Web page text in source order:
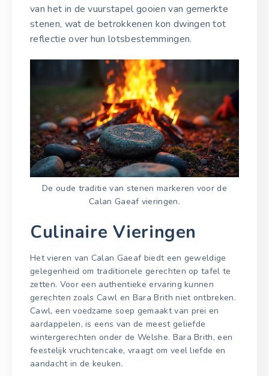
van het in de vuurstapel gooien van gemerkte
stenen, wat de betrokkenen kon dwingen tot
reflectie over hun lotsbestemmingen.
De oude traditie van stenen markeren voor de
Calan Gaeaf vieringen.
Culinaire Vieringen
Het vieren van Calan Gaeaf biedt een geweldige
gelegenheid om traditionele gerechten op tafel te
zetten. Voor een authentieke ervaring kunnen
gerechten zoals Cawl en Bara Brith niet ontbreken.
Cawl, een voedzame soep gemaakt van prei en
aardappelen, is eens van de meest geliefde
wintergerechten onder de Welshe. Bara Brith, een
feestelijk vruchtencake, vraagt om veel liefde en
aandacht in de keuken.